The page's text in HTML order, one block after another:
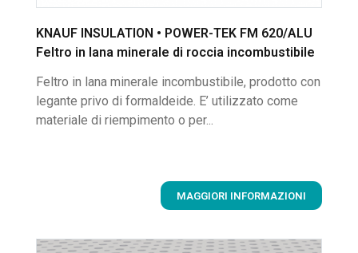
KNAUF INSULATION • POWER-TEK FM 620/ALU
Feltro in lana minerale di roccia incombustibile
Feltro in lana minerale incombustibile, prodotto con
legante privo di formaldeide. E’ utilizzato come
materiale di riempimento o per...
MAGGIORI INFORMAZIONI